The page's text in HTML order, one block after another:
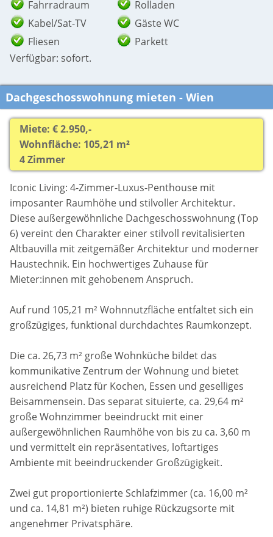
Fahrradraum
Rolladen
Kabel/Sat-TV
Gäste WC
Fliesen
Parkett
Verfügbar: sofort.
Dachgeschosswohnung mieten - Wien
Miete: € 2.950,-
Wohnfläche: 105,21 m²
4 Zimmer
Iconic Living: 4-Zimmer-Luxus-Penthouse mit
imposanter Raumhöhe und stilvoller Architektur.
Diese außergewöhnliche Dachgeschosswohnung (Top
6) vereint den Charakter einer stilvoll revitalisierten
Altbauvilla mit zeitgemäßer Architektur und moderner
Haustechnik. Ein hochwertiges Zuhause für
Mieter:innen mit gehobenem Anspruch.
Auf rund 105,21 m² Wohnnutzfläche entfaltet sich ein
großzügiges, funktional durchdachtes Raumkonzept.
Die ca. 26,73 m² große Wohnküche bildet das
kommunikative Zentrum der Wohnung und bietet
ausreichend Platz für Kochen, Essen und geselliges
Beisammensein. Das separat situierte, ca. 29,64 m²
große Wohnzimmer beeindruckt mit einer
außergewöhnlichen Raumhöhe von bis zu ca. 3,60 m
und vermittelt ein repräsentatives, loftartiges
Ambiente mit beeindruckender Großzügigkeit.
Zwei gut proportionierte Schlafzimmer (ca. 16,00 m²
und ca. 14,81 m²) bieten ruhige Rückzugsorte mit
angenehmer Privatsphäre.